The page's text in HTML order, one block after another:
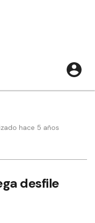
hace 5 años
desfile